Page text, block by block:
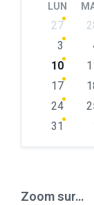
LUN
Skip
calendar
27
3
10
17
24
31
Zoom sur…